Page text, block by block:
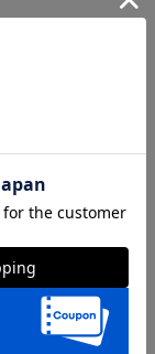
詳細フィルター
順